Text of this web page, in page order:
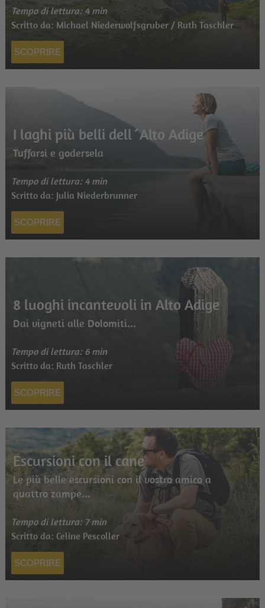
Tempo di lettura: 4 min
Scritto da: Michael Niederwolfsgruber / Ruth Taschler
SCOPRIRE
I laghi più belli dell´Alto Adige
Tuffarsi e godersela
Tempo di lettura: 4 min
Scritto da: Julia Niederbrunner
SCOPRIRE
8 luoghi incantevoli in Alto Adige
Dai vigneti alle Dolomiti...
Tempo di lettura: 6 min
Scritto da: Ruth Taschler
SCOPRIRE
Escursioni con il cane
Le più belle escursioni con il vostro amico a
quattro zampe...
Tempo di lettura: 7 min
Scritto da: Celine Pescoller
SCOPRIRE